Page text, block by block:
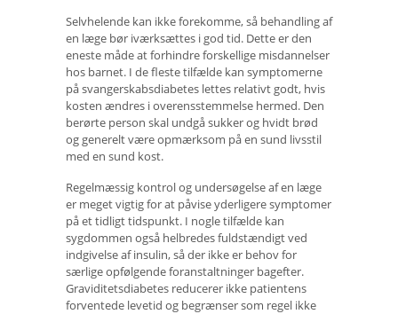
Selvhelende kan ikke forekomme, så behandling af
en læge bør iværksættes i god tid. Dette er den
eneste måde at forhindre forskellige misdannelser
hos barnet. I de fleste tilfælde kan symptomerne
på svangerskabsdiabetes lettes relativt godt, hvis
kosten ændres i overensstemmelse hermed. Den
berørte person skal undgå sukker og hvidt brød
og generelt være opmærksom på en sund livsstil
med en sund kost.
Regelmæssig kontrol og undersøgelse af en læge
er meget vigtig for at påvise yderligere symptomer
på et tidligt tidspunkt. I nogle tilfælde kan
sygdommen også helbredes fuldstændigt ved
indgivelse af insulin, så der ikke er behov for
særlige opfølgende foranstaltninger bagefter.
Graviditetsdiabetes reducerer ikke patientens
forventede levetid og begrænser som regel ikke